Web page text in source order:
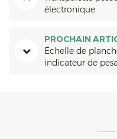
électronique
PROCHAIN
Échelle de
indicateur de